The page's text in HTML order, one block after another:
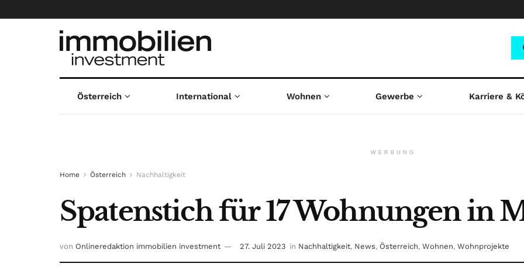
Österreich International Wohnen Gewerbe Karriere &
WERBUNG
Home Österreich Nachhaltigkeit
Spatenstich für 17 Wohnungen in
von Onlineredaktion immobilien investment 27. Juli 2023 in Nachhaltigkeit, News, Österreich, Wohnen, Wohnprojekte